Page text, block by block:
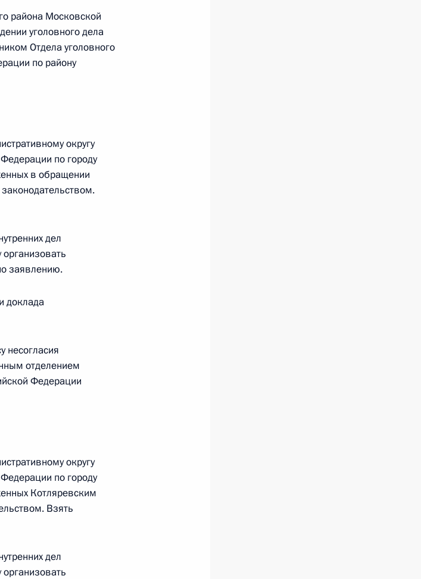
в режиме видео-
округа – Югры,
обращениями граждан
поручению
управления
в Приёмной
в режиме видео-
по поручению
организаций
в режиме видео-
по поручению
Президента
района Московской
уголовного дела
Отдела уголовного
по району
округу
по городу
в обращении
дел
заявлению.
доклада
несогласия
отделением
Федерации
округу
по городу
Котляревским
Взять
дел